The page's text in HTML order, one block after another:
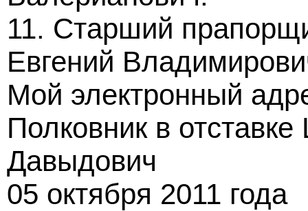
11. Старший
Евгений
Мой электронный
Полковник в
Давыдович
05 октября 2011 года